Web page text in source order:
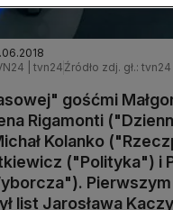
| tvn24 Źródło zdj. gł.:
gośćmi
Rigamonti
Kolanko
("Polityka") i
list Jarosława